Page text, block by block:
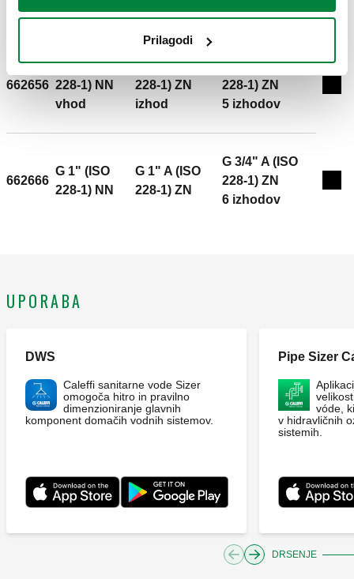
Prilagodi
662656
G 1" (ISO
228-1) NN
vhod
G 1" A (ISO
228-1) ZN
izhod
G 3/4" A (ISO
228-1) ZN
5 izhodov
662666
G 1" (ISO
228-1) NN
G 1" A (ISO
228-1) ZN
G 3/4" A (ISO
228-1) ZN
6 izhodov
UPORABA
DWS
Caleffi sanitarne vode Sizer
omogoča hitro in pravilno
dimenzioniranje glavnih
komponent domačih vodnih sistemov.
Pipe Sizer
vóde,
v hidravličnih
sistemih.
DRSENJE